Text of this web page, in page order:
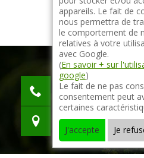
indisponible
indisponible
indisponible
appareils. Le fait de
nous permettra de
le comportement de
relatives à votre
avec Google.
(En savoir + sur
google)
Le fait de ne pas
consentement peut
certaines
J'accepte
Je